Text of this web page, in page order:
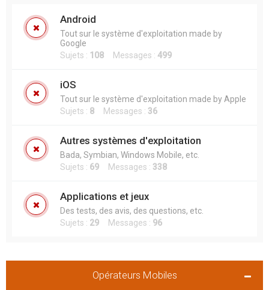
Android
Tout sur le système d'exploitation made by
Google
Sujets : 108 Messages : 499
iOS
Tout sur le système d'exploitation made by Apple
Sujets : 8 Messages : 36
Autres systèmes d'exploitation
Bada, Symbian, Windows Mobile, etc.
Sujets : 69 Messages : 338
Applications et jeux
Des tests, des avis, des questions, etc.
Sujets : 29 Messages : 96
Opérateurs Mobiles